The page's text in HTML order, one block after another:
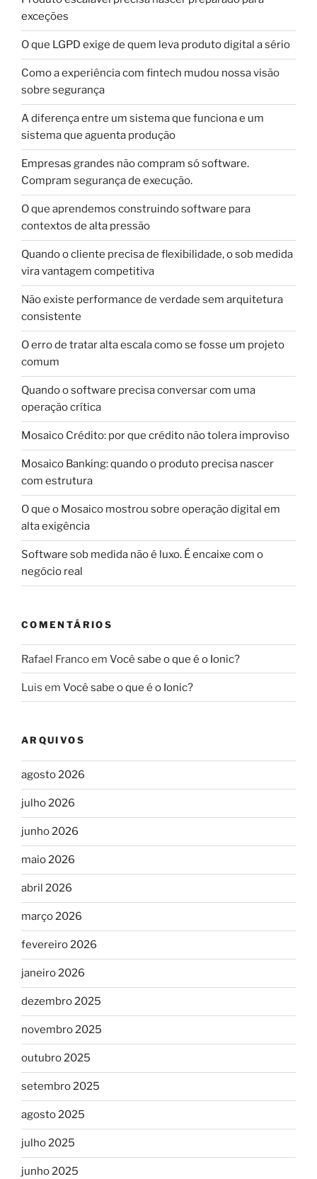
exceções
O que LGPD exige de quem leva produto digital a sério
Como a experiência com fintech mudou nossa visão
sobre segurança
A diferença entre um sistema que funciona e um
sistema que aguenta produção
Empresas grandes não compram só software.
Compram segurança de execução.
O que aprendemos construindo software para
contextos de alta pressão
Quando o cliente precisa de flexibilidade, o sob medida
vira vantagem competitiva
Não existe performance de verdade sem arquitetura
consistente
O erro de tratar alta escala como se fosse um projeto
comum
Quando o software precisa conversar com uma
operação crítica
Mosaico Crédito: por que crédito não tolera improviso
Mosaico Banking: quando o produto precisa nascer
com estrutura
O que o Mosaico mostrou sobre operação digital em
alta exigência
Software sob medida não é luxo. É encaixe com o
negócio real
COMENTÁRIOS
Rafael Francoem Você sabe o que é o Ionic?
Luis em Você sabe o que é o Ionic?
ARQUIVOS
agosto 2026
julho 2026
junho 2026
maio 2026
abril 2026
março 2026
fevereiro 2026
janeiro 2026
dezembro 2025
novembro 2025
outubro 2025
setembro 2025
agosto 2025
julho 2025
junho 2025